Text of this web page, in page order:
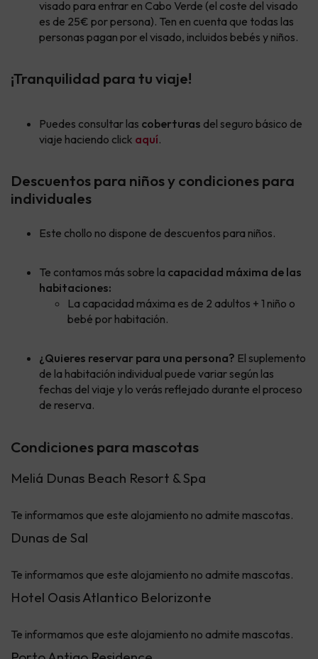
visado para entrar en Cabo Verde (el coste del visado
es de 25€ por persona). Ten en cuenta que todas las
personas pagan por el visado, incluidos bebés y niños.
¡Tranquilidad para tu viaje!
Puedes consultar las coberturas del seguro básico de
viaje haciendo click aquí.
Descuentos para niños y condiciones para
individuales
Este chollo no dispone de descuentos para niños.
Te contamos más sobre la capacidad máxima de las
habitaciones:
La capacidad máxima es de 2 adultos + 1 niño o
bebé por habitación.
¿Quieres reservar para una persona? El suplemento
de la habitación individual puede variar según las
fechas del viaje y lo verás reflejado durante el proceso
de reserva.
Condiciones para mascotas
Meliá Dunas Beach Resort & Spa
Te informamos que este alojamiento no admite mascotas.
Dunas de Sal
Te informamos que este alojamiento no admite mascotas.
Hotel Oasis Atlantico Belorizonte
Te informamos que este alojamiento no admite mascotas.